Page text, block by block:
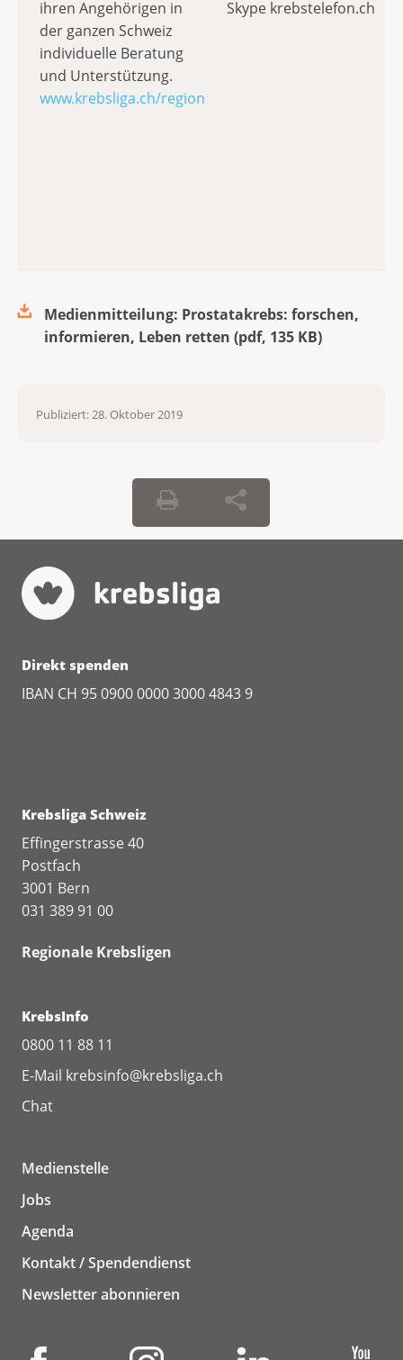
ihren Angehörigen in
der ganzen Schweiz
individuelle Beratung
und Unterstützung.
www.krebsliga.ch/region
Skype krebstelefon.ch
Medienmitteilung: Prostatakrebs: forschen,
informieren, Leben retten (pdf, 135 KB)
Publiziert:28. Oktober 2019
Direkt spenden
IBAN CH 95 0900 0000 3000 4843 9
Krebsliga Schweiz
Effingerstrasse 40
Postfach
3001 Bern
031 389 91 00
Regionale Krebsligen
KrebsInfo
0800 11 88 11
E-Mail krebsinfo@krebsliga.ch
Chat
Medienstelle
Jobs
Agenda
Kontakt / Spendendienst
Newsletter abonnieren